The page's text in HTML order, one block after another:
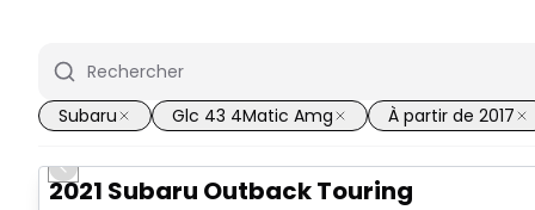
Subaru Glc 43 4Matic Amg À partir de 2017
Previous slide
2021 Subaru Outback Touring